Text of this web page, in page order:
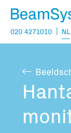
020 4271010 NL
Verkoop
Projecten
Vragen
Mijn
Vul hier de
te hebben.